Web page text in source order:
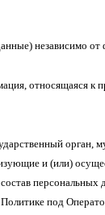
независимо от
относящаяся к
орган,
и (или)
под